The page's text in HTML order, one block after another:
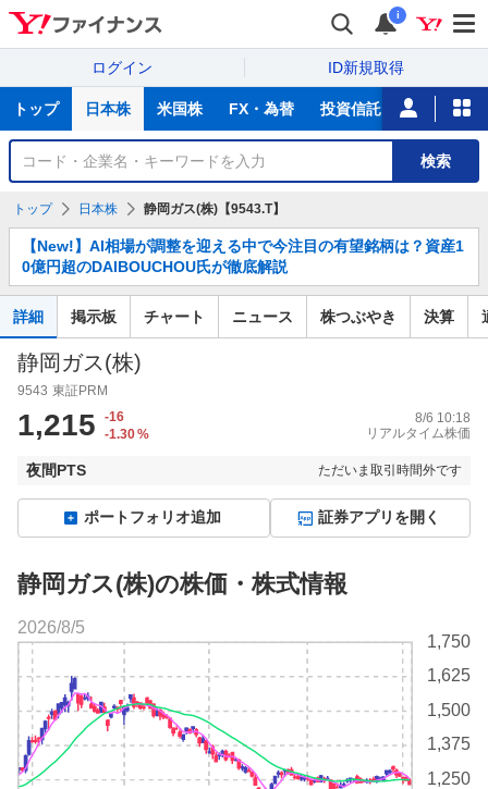
i
ログイン ID新規取得
サ
トップ 日本株 米国株 FX・為替 投資信託 ニュース
銘
検
検索
トップ 日本株 静岡ガス(株)【9543.T】
知
ら
せ
【New!】AI相場が調整を迎える中で今注目の有望銘柄は？資産1
0億円超のDAIBOUCHOU氏が徹底解説
詳細 掲示板 チャート ニュース 株つぶやき 決算
静岡ガス(株)
9543 東証PRM
1,215
-16
-1.30%
8/6 10:18
リアルタイム株価
夜間PTS ただいま取引時間外です
ポートフォリオ追加 証券アプリを開く
静岡ガス(株)の株価・株式情報
1,250
1,375
1,500
1,625
1,750
2026/8/5